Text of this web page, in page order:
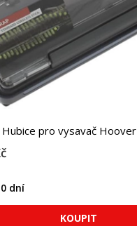
pro vysavač Hoover
dní